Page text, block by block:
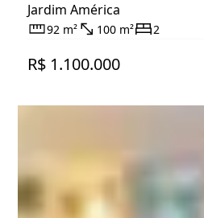
Jardim América
92 m² 100 m² 2
R$ 1.100.000